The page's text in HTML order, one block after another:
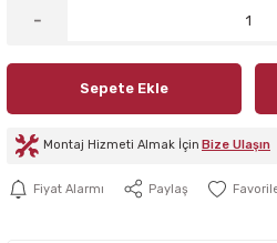
Sepete Ekle
Montaj Hizmeti Almak İçin Bize Ulaşın
Fiyat Alarmı Paylaş